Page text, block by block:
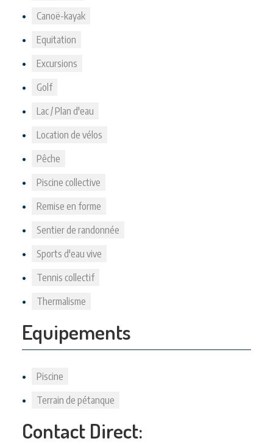
Canoë-kayak
Equitation
Excursions
Golf
Lac / Plan d'eau
Location de vélos
Pêche
Piscine collective
Remise en forme
Sentier de randonnée
Sports d'eau vive
Tennis collectif
Thermalisme
Equipements
Piscine
Terrain de pétanque
Contact Direct: